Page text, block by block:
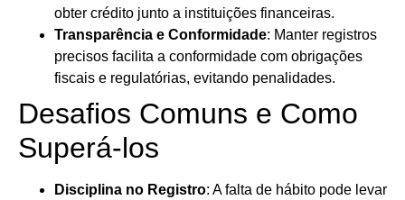
obter crédito junto a instituições financeiras.
Transparência e Conformidade: Manter registros
precisos facilita a conformidade com obrigações
fiscais e regulatórias, evitando penalidades.
Desafios Comuns e Como
Superá-los
Disciplina no Registro: A falta de hábito pode levar